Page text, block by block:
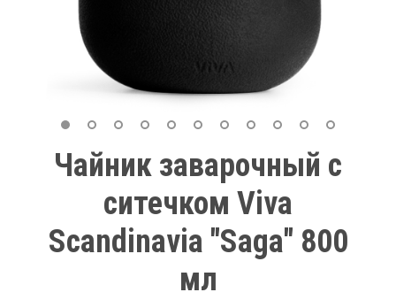
Чайник заварочный с
ситечком Viva
Scandinavia "Saga" 800
мл